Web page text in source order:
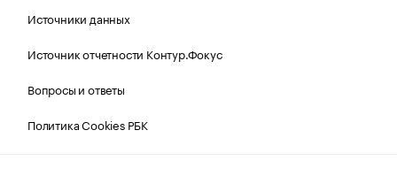
Источники данных
Источник отчетности Контур.Фокус
Вопросы и ответы
Политика Cookies РБК